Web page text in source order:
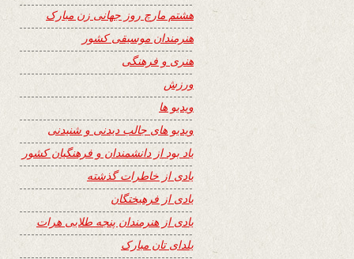
هشتم مارچ روز جهانی زن مبارک
هنرمندان موسیقی کشور
هنری و فرهنگی
ورزش
ویدیو ها
ویدیو های جالب دیدنی و شنیدنی
یاد بود از دانشمندان و فرهنگیان کشور
یادی از خاطرات گذشته
یادی از فرهیختگان
یادی از هنرمندان پنجه طلایی هرات
یلدای تان مبارک